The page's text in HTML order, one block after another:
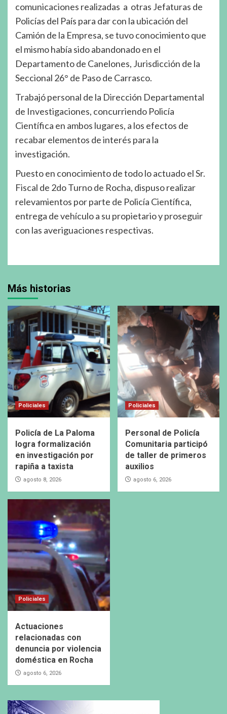
comunicaciones realizadas a otras Jefaturas de
Policías del País para dar con la ubicación del
Camión de la Empresa, se tuvo conocimiento que
el mismo había sido abandonado en el
Departamento de Canelones, Jurisdicción de la
Seccional 26° de Paso de Carrasco.
Trabajó personal de la Dirección Departamental
de Investigaciones, concurriendo Policía
Científica en ambos lugares, a los efectos de
recabar elementos de interés para la
investigación.
Puesto en conocimiento de todo lo actuado el Sr.
Fiscal de 2do Turno de Rocha, dispuso realizar
relevamientos por parte de Policía Científica,
entrega de vehículo a su propietario y proseguir
con las averiguaciones respectivas.
Más historias
Policiales
Policía de La Paloma
logra formalización
en investigación por
rapiña a taxista
agosto 8, 2026
Policiales
Personal de Policía
Comunitaria participó
de taller de primeros
auxilios
agosto 6, 2026
Policiales
Actuaciones
relacionadas con
denuncia por violencia
doméstica en Rocha
agosto 6, 2026